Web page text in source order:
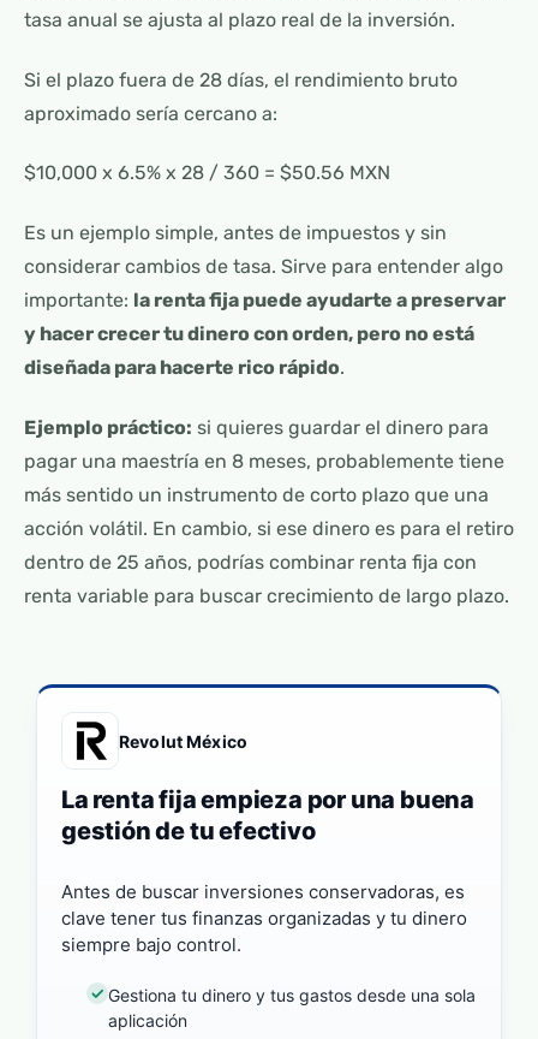
tasa anual se ajusta al plazo real de la inversión.
Si el plazo fuera de 28 días, el rendimiento bruto
aproximado sería cercano a:
$10,000 x 6.5% x 28 / 360 = $50.56 MXN
Es un ejemplo simple, antes de impuestos y sin
considerar cambios de tasa. Sirve para entender algo
importante: la renta fija puede ayudarte a preservar
y hacer crecer tu dinero con orden, pero no está
diseñada para hacerte rico rápido.
Ejemplo práctico: si quieres guardar el dinero para
pagar una maestría en 8 meses, probablemente tiene
más sentido un instrumento de corto plazo que una
acción volátil. En cambio, si ese dinero es para el retiro
dentro de 25 años, podrías combinar renta fija con
renta variable para buscar crecimiento de largo plazo.
Revolut México
La renta fija empieza por una buena
gestión de tu efectivo
Antes de buscar inversiones conservadoras, es
clave tener tus finanzas organizadas y tu dinero
siempre bajo control.
Gestiona tu dinero y tus gastos desde una sola
aplicación